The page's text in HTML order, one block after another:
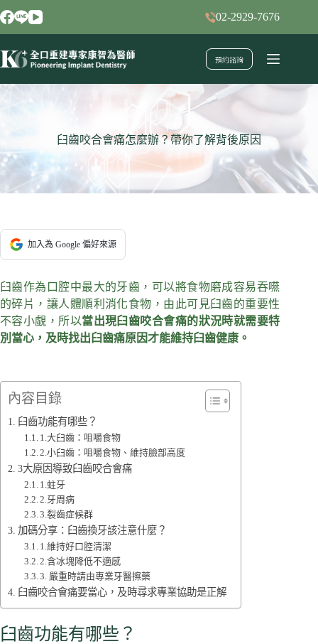
跳
至
要
02-2929-7676
預約諮詢
臼齒咬合會痛怎麼辦？帶你了解背後原因
加入為 Google 偏好來源
臼齒作為口腔中最大的牙齒，可以將食物磨成容易吞嚥
的碎片，讓人體順利消化食物，由此可見臼齒的重要性
不容小覷，所以當出現臼齒咬合會痛的狀況時就需要特
別當心，及時找出臼齒痛原因才能維持臼齒健康。
內容目錄
臼齒功能有哪些？
1.大臼齒：咀嚼食物
2.小臼齒：咀嚼食物、維持臉部高度
3大原因導致臼齒咬合會痛
1.蛀牙
2.牙周病
3.裂齒症候群
加碼分享：臼齒換牙該注意什麼？
1.維持好口腔清潔
2.含冰塊降低不適感
3. 嚴重時請由專業牙醫擦藥
臼齒咬合會痛要當心，及時尋求專業協助是正解
臼齒功能有哪些？